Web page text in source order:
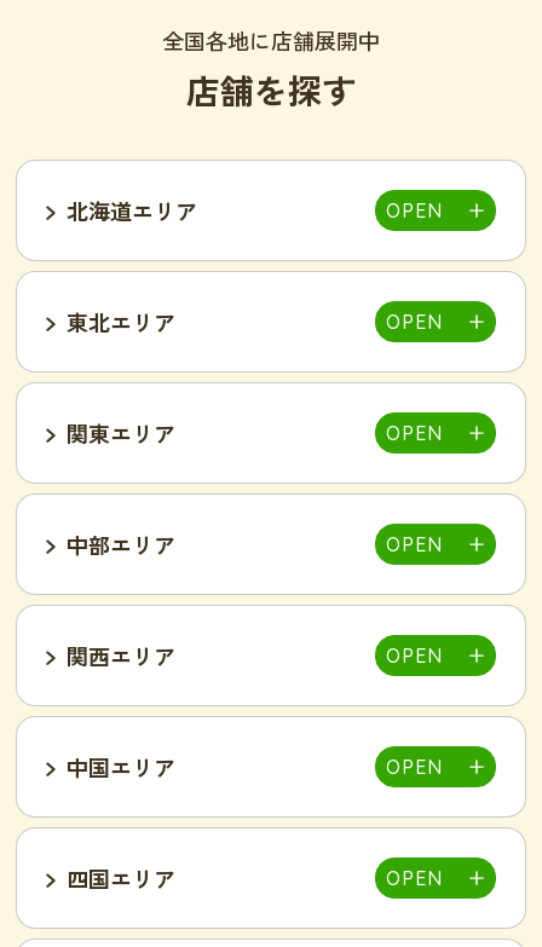
全国各地に店舗展開中
店舗を探す
北海道エリア
東北エリア
仙台泉店
関東エリア
大宮店 新所沢西口店
池袋西口店
吉祥寺駅前店
小岩駅前店 渋谷店 新橋店
小山店
中部エリア
富山インター店
甲府中央店
関西エリア
明石駅前店
豊岡店
東加古川店
姫路店
中国エリア
四国エリア